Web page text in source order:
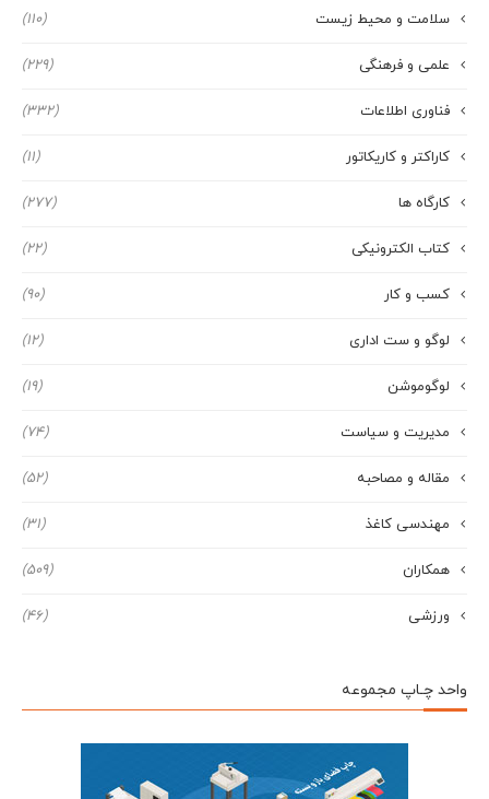
سلامت و محیط زیست (110)
علمی و فرهنگی (229)
فناوری اطلاعات (332)
کاراکتر و کاریکاتور (11)
کارگاه ها (277)
کتاب الکترونیکی (22)
کسب و کار (90)
لوگو و ست اداری (12)
لوگوموشن (19)
مدیریت و سیاست (74)
مقاله و مصاحبه (52)
مهندسی کاغذ (31)
همکاران (509)
ورزشی (46)
واحد چـاپ مجموعه